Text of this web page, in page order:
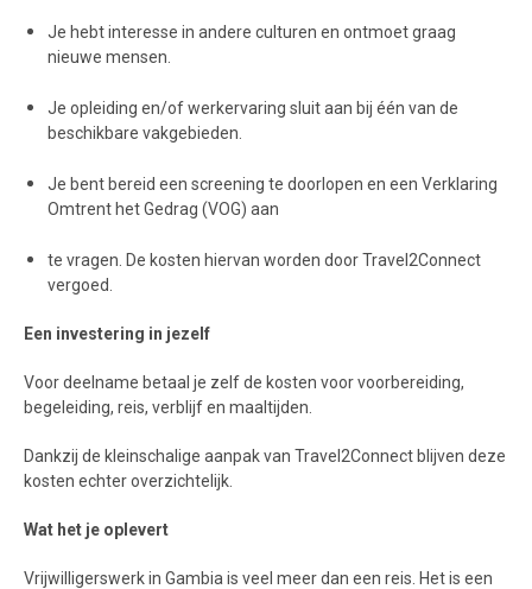
Je hebt interesse in andere culturen en ontmoet graag
nieuwe mensen.
Je opleiding en/of werkervaring sluit aan bij één van de
beschikbare vakgebieden.
Je bent bereid een screening te doorlopen en een Verklaring
Omtrent het Gedrag (VOG) aan
te vragen. De kosten hiervan worden door Travel2Connect
vergoed.
Een investering in jezelf
Voor deelname betaal je zelf de kosten voor voorbereiding,
begeleiding, reis, verblijf en maaltijden.
Dankzij de kleinschalige aanpak van Travel2Connect blijven deze
kosten echter overzichtelijk.
Wat het je oplevert
Vrijwilligerswerk in Gambia is veel meer dan een reis. Het is een